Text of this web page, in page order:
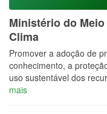
Ministério do
Clima
Promover a adoção de
conhecimento, a
uso sustentável dos
mais